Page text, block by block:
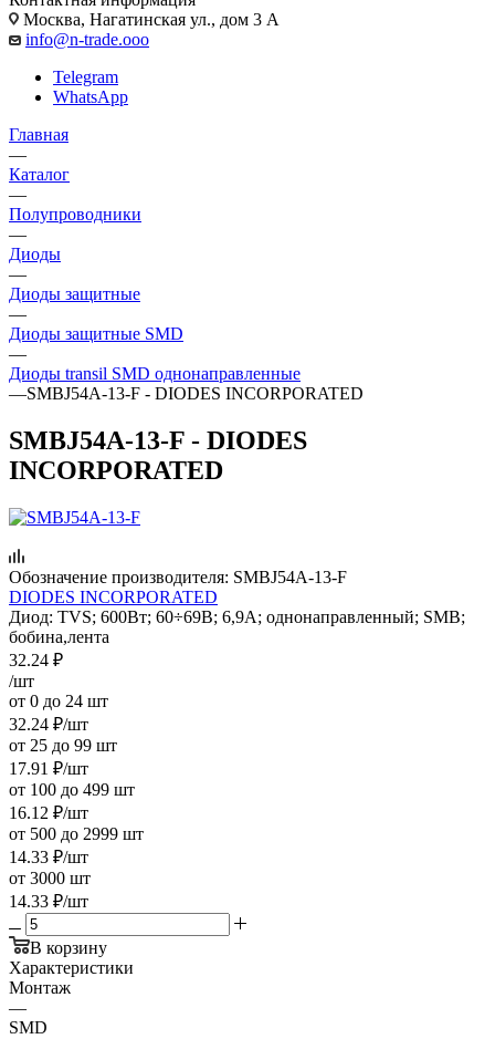
Москва, Нагатинская ул., дом 3 А
info@n-trade.ooo
Telegram
WhatsApp
Главная
—
Каталог
—
Полупроводники
—
Диоды
—
Диоды защитные
—
Диоды защитные SMD
—
Диоды transil SMD однонаправленные
—SMBJ54A-13-F - DIODES INCORPORATED
SMBJ54A-13-F - DIODES
INCORPORATED
Обозначение производителя: SMBJ54A-13-F
DIODES INCORPORATED
Диод: TVS; 600Вт; 60÷69В; 6,9А; однонаправленный; SMB;
бобина,лента
32.24 ₽
/шт
от 0 до 24 шт
32.24 ₽/шт
от 25 до 99 шт
17.91 ₽/шт
от 100 до 499 шт
16.12 ₽/шт
от 500 до 2999 шт
14.33 ₽/шт
от 3000 шт
14.33 ₽/шт
В корзину
Характеристики
Монтаж
—
SMD